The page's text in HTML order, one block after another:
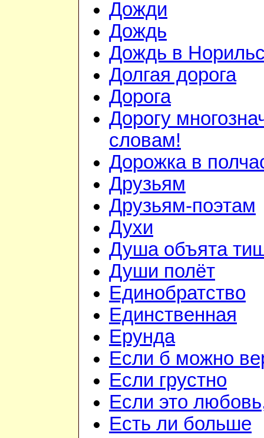
Дожди
Дождь
Дождь в
Долгая дорога
Дорога
Дорогу
словам!
Дорожка в
Друзьям
Друзьям-поэтам
Духи
Душа объята
Души полёт
Единобратство
Единственная
Ерунда
Если б можно
Если грустно
Если это
Есть ли больше